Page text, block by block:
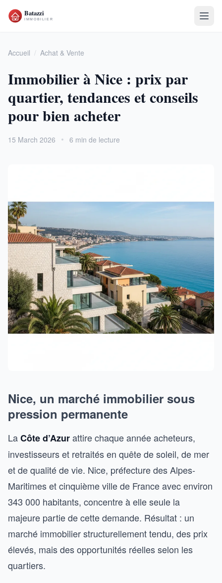
Accueil / Achat & Vente
Immobilier à Nice : prix par
quartier, tendances et conseils
pour bien acheter
15 March 2026 6 min de lecture
Nice, un marché immobilier sous
pression permanente
LaCôte d’Azurattire chaque année acheteurs,
investisseurs et retraités en quête de soleil, de mer
et de qualité de vie. Nice, préfecture des Alpes-
Maritimes et cinquième ville de France avec environ
343 000 habitants, concentre à elle seule la
majeure partie de cette demande. Résultat : un
marché immobilier structurellement tendu, des prix
élevés, mais des opportunités réelles selon les
quartiers.